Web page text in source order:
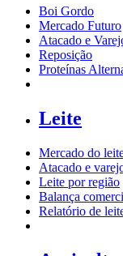
Boi Gordo
Mercado Futuro
Atacado e
Reposição
Proteínas
Leite
Mercado do
Atacado e
Leite por região
Balança
Relatório de